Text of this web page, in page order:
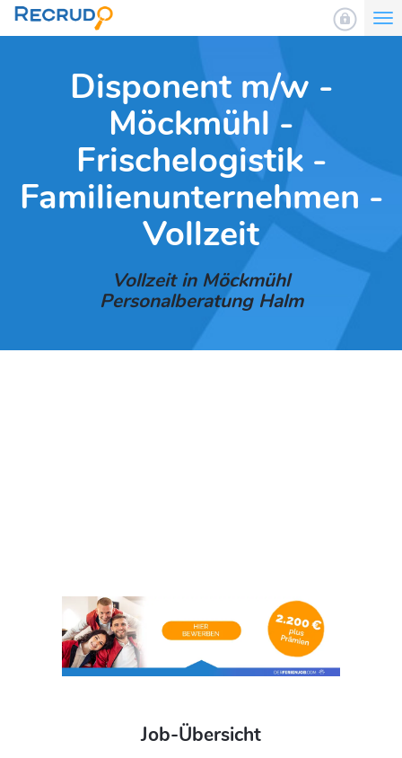
Disponent m/w -
Möckmühl -
Frischelogistik -
Familienunternehmen -
Vollzeit
Vollzeit in Möckmühl
Personalberatung Halm
Job-Übersicht